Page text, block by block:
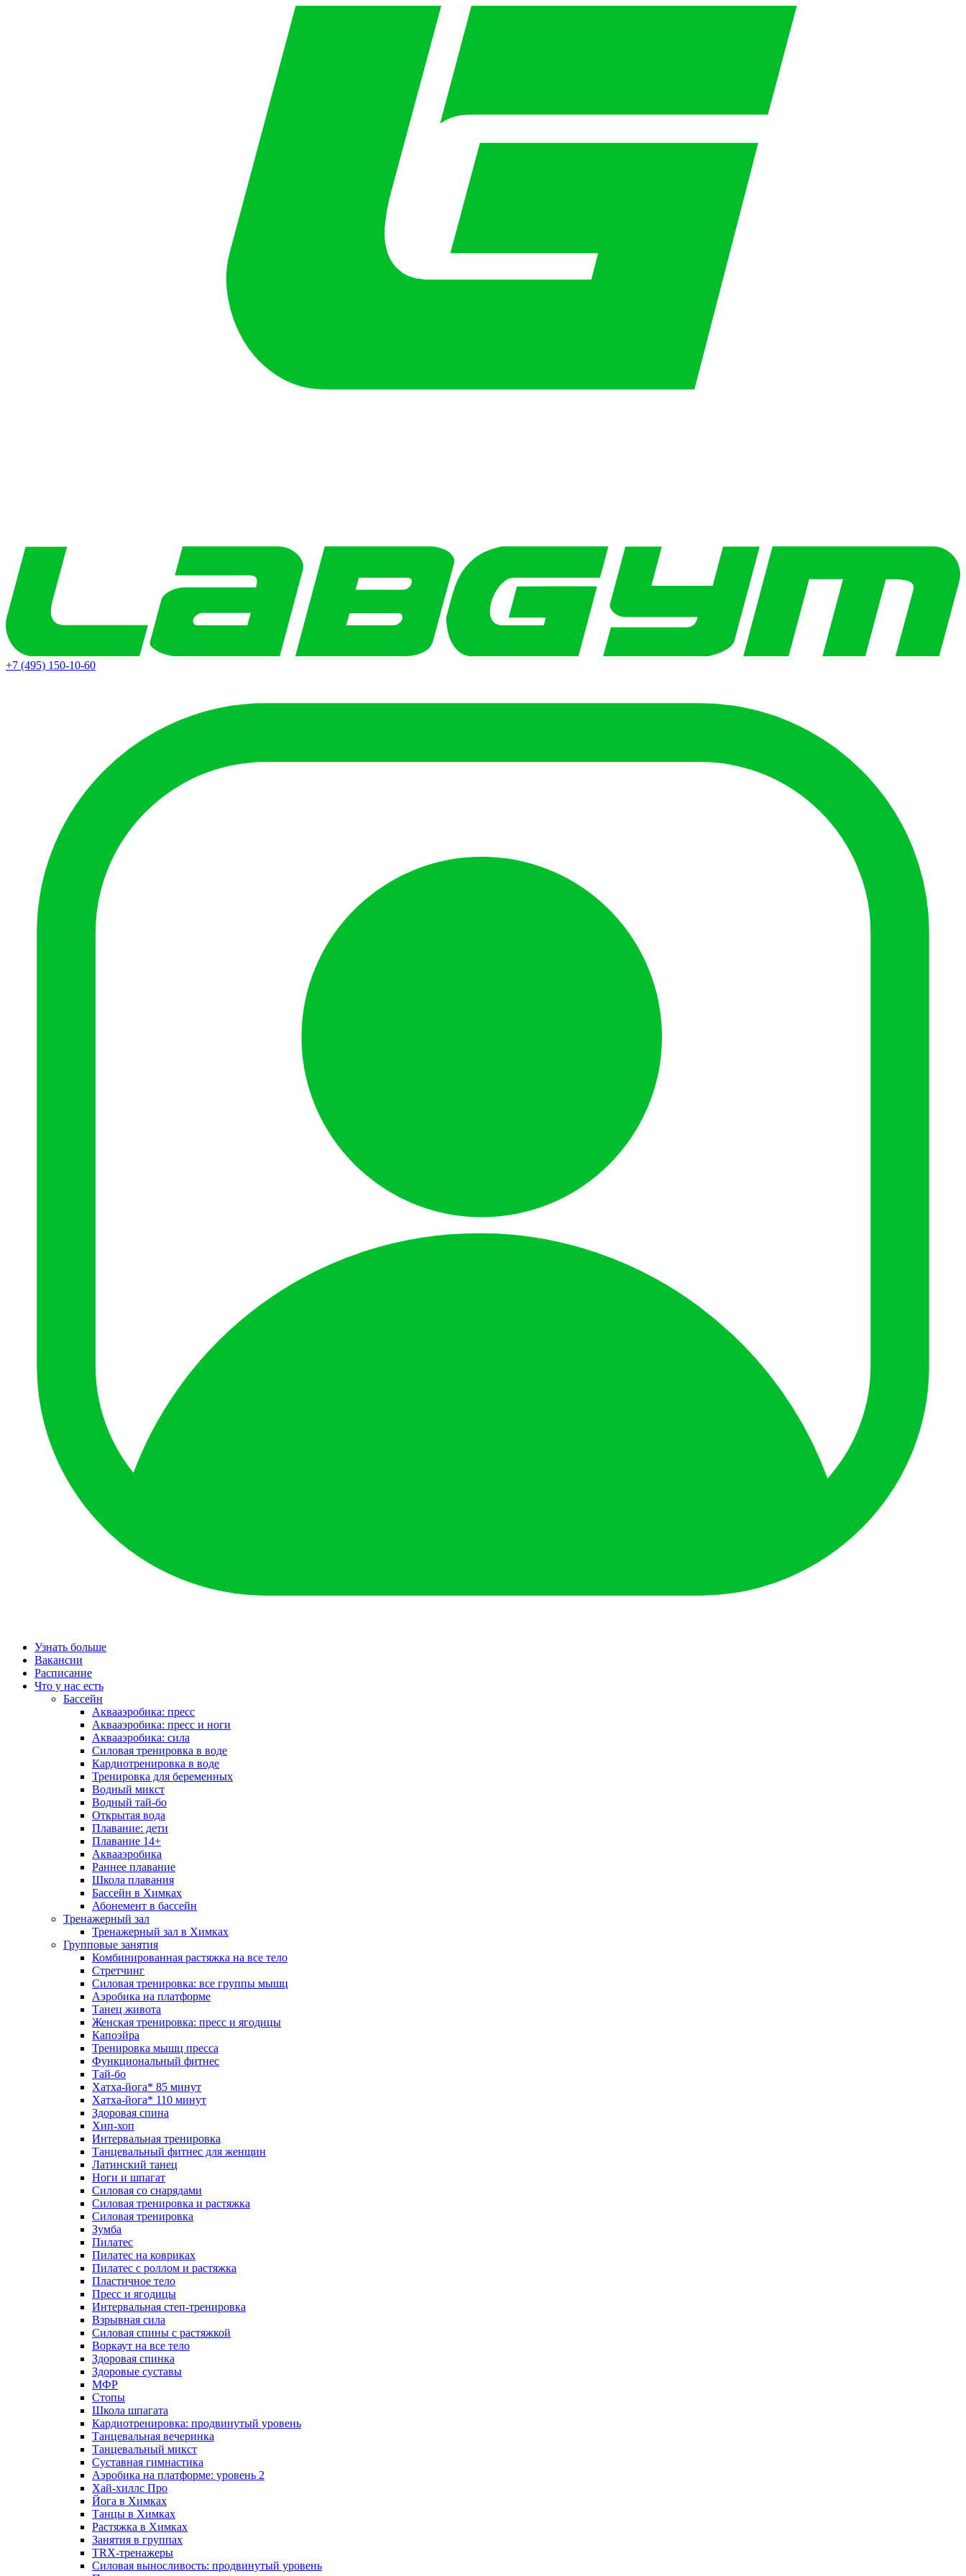
+7 (495) 150-10-60
Узнать больше
Вакансии
Расписание
Что у нас есть
Бассейн
Аквааэробика: пресс
Аквааэробика: пресс и ноги
Аквааэробика: сила
Силовая тренировка в воде
Кардиотренировка в воде
Тренировка для беременных
Водный микст
Водный тай-бо
Открытая вода
Плавание: дети
Плавание 14+
Аквааэробика
Раннее плавание
Школа плавания
Бассейн в Химках
Абонемент в бассейн
Тренажерный зал
Тренажерный зал в Химках
Групповые занятия
Комбинированная растяжка на все тело
Стретчинг
Силовая тренировка: все группы мышц
Аэробика на платформе
Танец живота
Женская тренировка: пресс и ягодицы
Капоэйра
Тренировка мышц пресса
Функциональный фитнес
Тай-бо
Хатха-йога* 85 минут
Хатха-йога* 110 минут
Здоровая спина
Хип-хоп
Интервальная тренировка
Танцевальный фитнес для женщин
Латинский танец
Ноги и шпагат
Силовая со снарядами
Силовая тренировка и растяжка
Силовая тренировка
Зумба
Пилатес
Пилатес на ковриках
Пилатес с роллом и растяжка
Пластичное тело
Пресс и ягодицы
Интервальная степ-тренировка
Взрывная сила
Силовая спины с растяжкой
Воркаут на все тело
Здоровая спинка
Здоровые суставы
МФР
Стопы
Школа шпагата
Кардиотренировка: продвинутый уровень
Танцевальная вечеринка
Танцевальный микст
Суставная гимнастика
Аэробика на платформе: уровень 2
Хай-хиллс Про
Йога в Химках
Танцы в Химках
Растяжка в Химках
Занятия в группах
TRX-тренажеры
Силовая выносливость: продвинутый уровень